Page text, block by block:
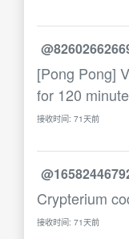
[Pong Pong]
for 120
接收时间: 71天前
Crypterium
接收时间: 71天前